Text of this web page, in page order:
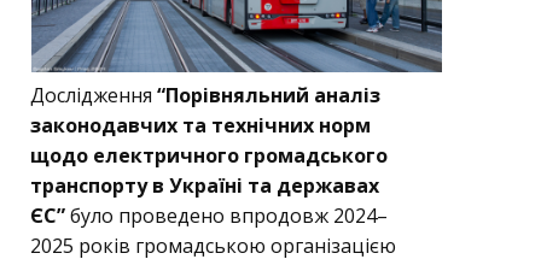
Дослідження “Порівняльний аналіз
законодавчих та технічних норм
щодо електричного громадського
транспорту в Україні та державах
ЄС”було проведено впродовж 2024–
2025 років громадською організацією